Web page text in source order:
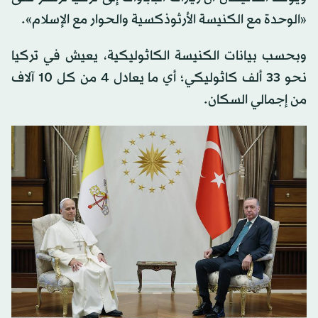
«الوحدة مع الكنيسة الأرثوذكسية والحوار مع الإسلام».
وبحسب بيانات الكنيسة الكاثوليكية، يعيش في تركيا
نحو 33 ألف كاثوليكي؛ أي ما يعادل 4 من كل 10 آلاف
من إجمالي السكان.